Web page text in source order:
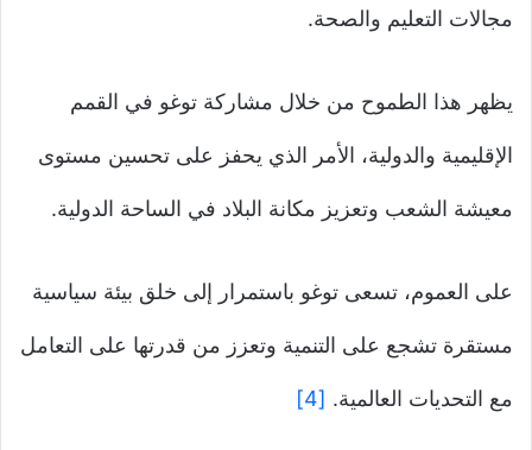
مجالات التعليم والصحة.
يظهر هذا الطموح من خلال مشاركة توغو في القمم
الإقليمية والدولية، الأمر الذي يحفز على تحسين مستوى
معيشة الشعب وتعزيز مكانة البلاد في الساحة الدولية.
على العموم، تسعى توغو باستمرار إلى خلق بيئة سياسية
مستقرة تشجع على التنمية وتعزز من قدرتها على التعامل
مع التحديات العالمية. [4]